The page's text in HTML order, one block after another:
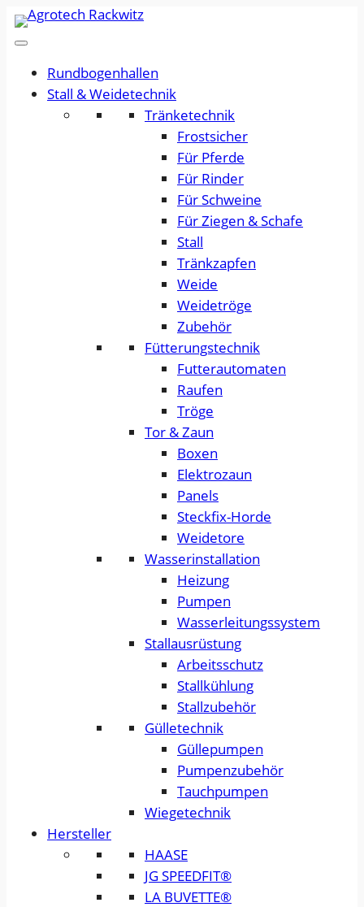
Rundbogenhallen
Stall & Weidetechnik
Tränketechnik
Frostsicher
Für Pferde
Für Rinder
Für Schweine
Für Ziegen & Schafe
Stall
Tränkzapfen
Weide
Weidetröge
Zubehör
Fütterungstechnik
Futterautomaten
Raufen
Tröge
Tor & Zaun
Boxen
Elektrozaun
Panels
Steckfix-Horde
Weidetore
Wasserinstallation
Heizung
Pumpen
Wasserleitungssystem
Stallausrüstung
Arbeitsschutz
Stallkühlung
Stallzubehör
Gülletechnik
Güllepumpen
Pumpenzubehör
Tauchpumpen
Wiegetechnik
Hersteller
HAASE
JG SPEEDFIT®
LA BUVETTE®